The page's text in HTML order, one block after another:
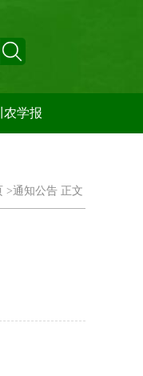
农学报
>通知公告 正文